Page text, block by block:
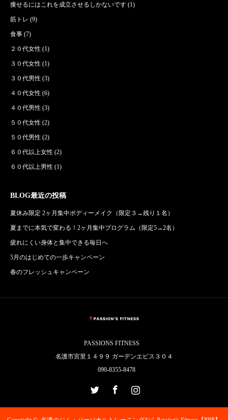
痩せるにはこれを成立させるしかないです (1)
筋トレ (9)
食事 (7)
２０代女性 (1)
３０代女性 (1)
３０代男性 (3)
４０代女性 (6)
４０代男性 (3)
５０代女性 (2)
５０代男性 (2)
６０代以上女性 (2)
６０代以上男性 (1)
BLOG最近の投稿
夏休み限定 2ヶ月集中ボディーメイク（限定３→残り１名）
夏までに本気で変わる！2ヶ月集中プログラム（限定5→2名）
疲れにくい身体と集中できる毎日へ
5月のはじめての一歩キャンペーン
春のフレッシュキャンペーン
PASSIONS FITNESS
名護市宮里１４９９ ガーデンエビス３０４
090-8355-8478